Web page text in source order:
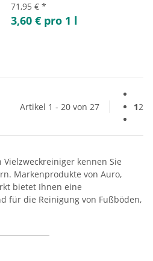
71,95 € *
3,60 € pro 1 l
Artikel 1 - 20 von 27 12
kennen Sie
Markenprodukte von Auro,
bietet Ihnen eine
für die Reinigung von Fußböden,